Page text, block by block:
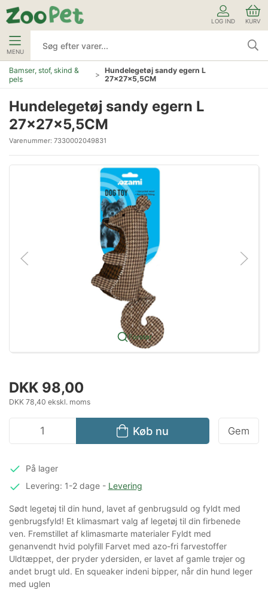
LOG IND KURV
MENU
Bamser, stof, skind &
pels
Hundelegetøj sandy egern L
27x27x5,5CM
Hundelegetøj sandy egern L
27x27x5,5CM
Varenummer: 7330002049831
Forstør
DKK 98,00
DKK 78,40 ekskl. moms
Køb nu Gem
På lager
Levering: 1-2 dage- Levering
Sødt legetøj til din hund, lavet af genbrugsuld og fyldt med
genbrugsfyld! Et klimasmart valg af legetøj til din firbenede
ven. Fremstillet af klimasmarte materialer Fyldt med
genanvendt hvid polyfill Farvet med azo-fri farvestoffer
Uldtæppet, der pryder ydersiden, er lavet af gamle trøjer og
andet brugt uld. En squeaker indeni bipper, når din hund leger
med uglen